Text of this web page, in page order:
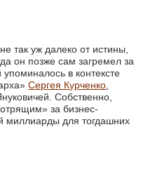
так уж далеко от истины,
он позже сам загремел за
в контексте
Сергея Курченко
Собственно,
за бизнес-
миллиарды для тогдашних